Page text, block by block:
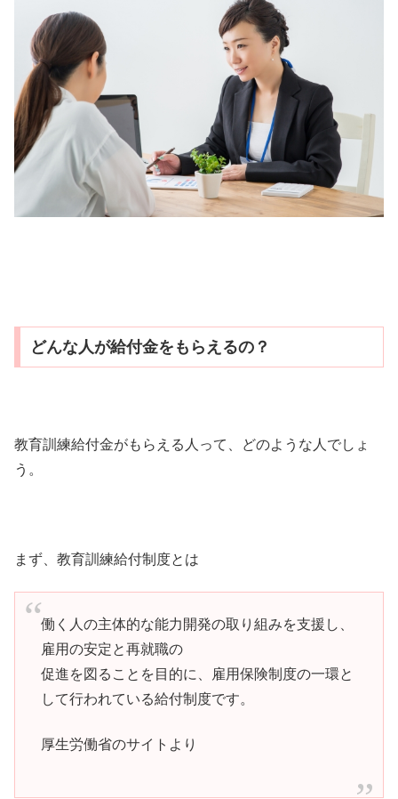
どんな人が給付金をもらえるの？
教育訓練給付金がもらえる人って、どのような人でしょ
う。
まず、教育訓練給付制度とは
働く人の主体的な能力開発の取り組みを支援し、
雇用の安定と再就職の
促進を図ることを目的に、雇用保険制度の一環と
して行われている給付制度です。
厚生労働省のサイトより